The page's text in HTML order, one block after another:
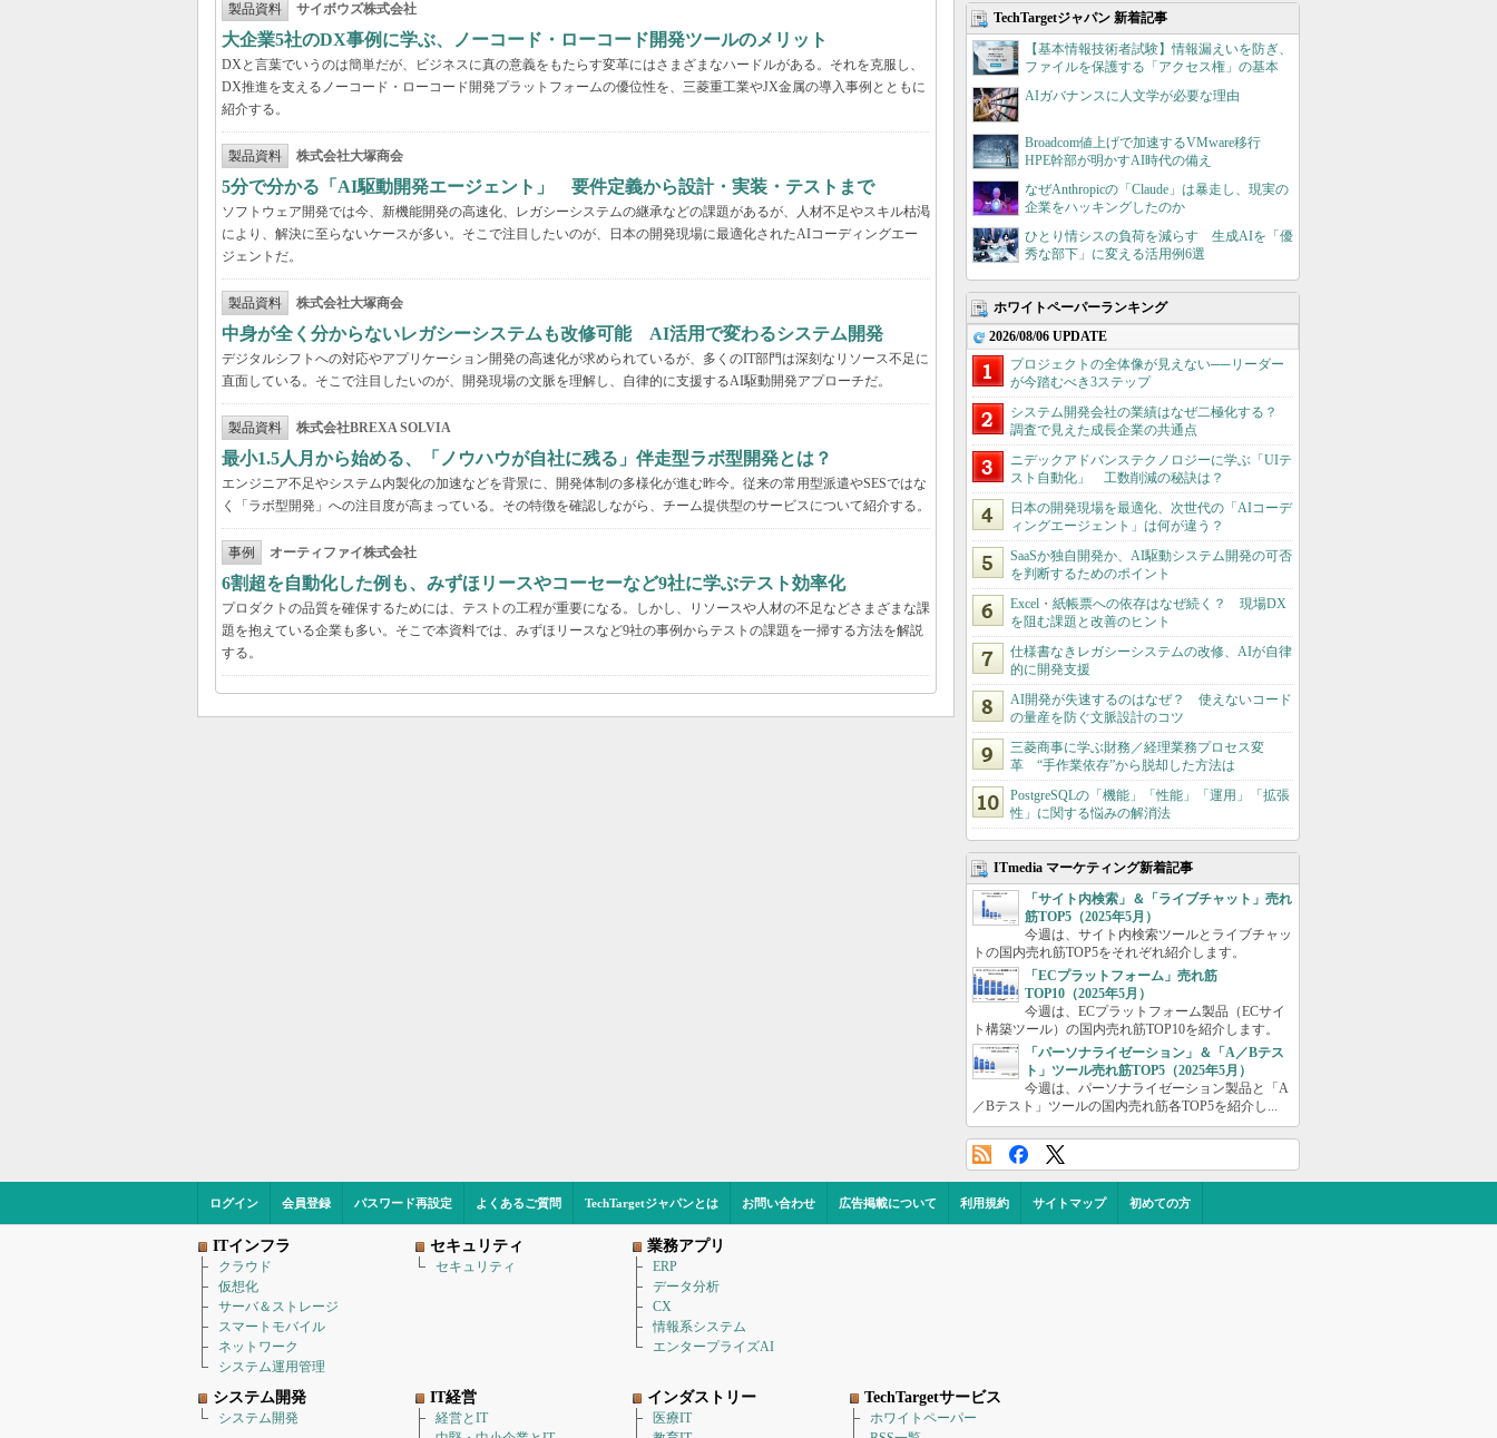
製品資料 サイボウズ株式会社
大企業5社のDX事例に学ぶ、ノーコード・ローコード開発ツールのメリット
DXと言葉でいうのは簡単だが、ビジネスに真の意義をもたらす変革にはさまざまなハードルがある。それを克服し、
DX推進を支えるノーコード・ローコード開発プラットフォームの優位性を、三菱重工業やJX金属の導入事例とともに
紹介する。
製品資料 株式会社大塚商会
5分で分かる「AI駆動開発エージェント」 要件定義から設計・実装・テストまで
ソフトウェア開発では今、新機能開発の高速化、レガシーシステムの継承などの課題があるが、人材不足やスキル枯渇
により、解決に至らないケースが多い。そこで注目したいのが、日本の開発現場に最適化されたAIコーディングエー
ジェントだ。
製品資料 株式会社大塚商会
中身が全く分からないレガシーシステムも改修可能 AI活用で変わるシステム開発
デジタルシフトへの対応やアプリケーション開発の高速化が求められているが、多くのIT部門は深刻なリソース不足に
直面している。そこで注目したいのが、開発現場の文脈を理解し、自律的に支援するAI駆動開発アプローチだ。
製品資料 株式会社BREXA SOLVIA
最小1.5人月から始める、「ノウハウが自社に残る」伴走型ラボ型開発とは？
エンジニア不足やシステム内製化の加速などを背景に、開発体制の多様化が進む昨今。従来の常用型派遣やSESではな
く「ラボ型開発」への注目度が高まっている。その特徴を確認しながら、チーム提供型のサービスについて紹介する。
事例 オーティファイ株式会社
6割超を自動化した例も、みずほリースやコーセーなど9社に学ぶテスト効率化
プロダクトの品質を確保するためには、テストの工程が重要になる。しかし、リソースや人材の不足などさまざまな課
題を抱えている企業も多い。そこで本資料では、みずほリースなど9社の事例からテストの課題を一掃する方法を解説
する。
TechTargetジャパン 新着記事
【基本情報技術者試験】情報漏えいを防ぎ、
ファイルを保護する「アクセス権」の基本
AIガバナンスに人文学が必要な理由
Broadcom値上げで加速するVMware移行
HPE幹部が明かすAI時代の備え
なぜAnthropicの「Claude」は暴走し、現実の
企業をハッキングしたのか
ひとり情シスの負荷を減らす 生成AIを「優
秀な部下」に変える活用例6選
ホワイトペーパーランキング
2026/08/06 UPDATE
プロジェクトの全体像が見えない──リーダー
が今踏むべき3ステップ
システム開発会社の業績はなぜ二極化する？
調査で見えた成長企業の共通点
ニデックアドバンステクノロジーに学ぶ「UIテ
スト自動化」 工数削減の秘訣は？
日本の開発現場を最適化、次世代の「AIコーデ
ィングエージェント」は何が違う？
SaaSか独自開発か、AI駆動システム開発の可否
を判断するためのポイント
Excel・紙帳票への依存はなぜ続く？ 現場DX
を阻む課題と改善のヒント
仕様書なきレガシーシステムの改修、AIが自律
的に開発支援
AI開発が失速するのはなぜ？ 使えないコード
の量産を防ぐ文脈設計のコツ
三菱商事に学ぶ財務／経理業務プロセス変
革 “手作業依存”から脱却した方法は
PostgreSQLの「機能」「性能」「運用」「拡張
性」に関する悩みの解消法
ITmedia マーケティング新着記事
「サイト内検索」＆「ライブチャット」売れ
筋TOP5（2025年5月）
今週は、サイト内検索ツールとライブチャッ
トの国内売れ筋TOP5をそれぞれ紹介します。
「ECプラットフォーム」売れ筋
TOP10（2025年5月）
今週は、ECプラットフォーム製品（ECサイ
ト構築ツール）の国内売れ筋TOP10を紹介します。
「パーソナライゼーション」＆「A／Bテス
ト」ツール売れ筋TOP5（2025年5月）
今週は、パーソナライゼーション製品と「A
／Bテスト」ツールの国内売れ筋各TOP5を紹介し...
ログイン 会員登録 パスワード再設定 よくあるご質問 TechTargetジャパンとは お問い合わせ 広告掲載について 利用規約 サイトマップ 初めての方
ITインフラ
クラウド
仮想化
サーバ＆ストレージ
スマートモバイル
ネットワーク
システム運用管理
セキュリティ
セキュリティ
業務アプリ
ERP
データ分析
CX
情報系システム
エンタープライズAI
システム開発
システム開発
IT経営
経営とIT
インダストリー
医療IT
TechTargetサービス
ホワイトペーパー